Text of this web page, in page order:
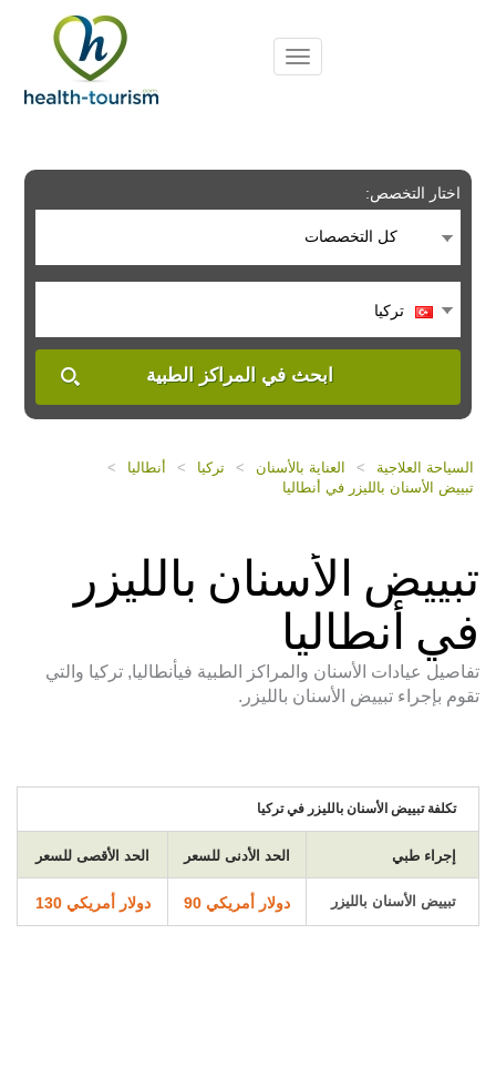
includes
system.
اختار التخصص:
كل التخصصات
تركيا
ابحث في المراكز الطبية
السياحة العلاجية > العناية بالأسنان > تركيا > أنطاليا
>
تبييض الأسنان بالليزر في أنطاليا
تبييض الأسنان بالليزر
في أنطاليا
تفاصيل عيادات الأسنان والمراكز الطبية فيأنطاليا, تركيا والتي
تقوم بإجراء تبييض الأسنان بالليزر.
تكلفة تبييض الأسنان بالليزر في تركيا
إجراء طبي الحد الأدنى للسعر الحد الأقصى للسعر
تبييض الأسنان بالليزر دولار أمريكي 90 دولار أمريكي 130